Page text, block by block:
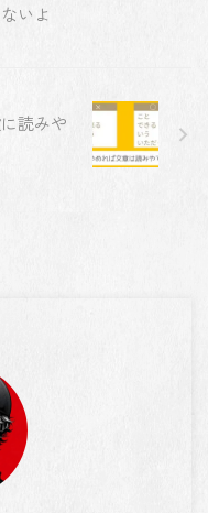
いよ
読みや